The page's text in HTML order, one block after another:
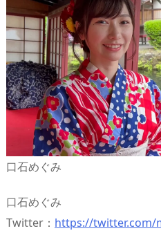
口石めぐみ
口石めぐみ
Twitter： https://twitter.com/